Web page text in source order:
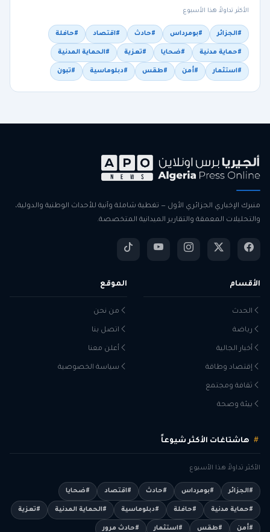
الأكثر تداولاً هذا الأسبوع
#الجزائر #بومرداس #حادث #اقتصاد #حافلة
#حماية مدنية #ضحايا #تعزية #الحماية المدنية
#استثمار #أمن #طقس #دبلوماسية #تبون
منبرك الإخباري الجزائري الأول — تغطية شاملة وآنية للأحداث الوطنية والدولية،
والتحليلات المعمقة والتقارير الميدانية المتخصصة.
الأقسام
الحدث
رياضة
أخبار الجالية
إقتصاد وطاقة
ثقافة ومجتمع
بيئة وصحة
الموقع
من نحن
اتصل بنا
أعلن معنا
سياسة الخصوصية
هاشتاغات الأكثر شيوعاً
الأكثر تداولاً هذا الأسبوع
#الجزائر #بومرداس #حادث #اقتصاد #ضحايا
#حماية مدنية #حافلة #دبلوماسية #الحماية المدنية #تعزية
#أمن #طقس #استثمار #حادث مرور